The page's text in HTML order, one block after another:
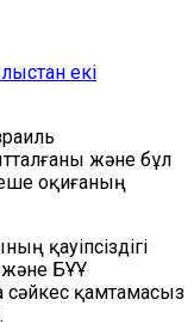
екі
және бұл
оқиғаның
қауіпсіздігі
БҰҰ
сәйкес қамтамасыз